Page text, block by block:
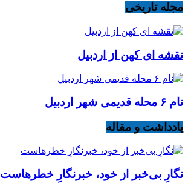
مجله تاریخی
نقشه ای کهن از اردبیل
نام ۶ محله قدیمی شهر اردبیل
یادداشت و مقاله
نگارِ بی‌خبر از خود، خبرنگارِ خطرهاست